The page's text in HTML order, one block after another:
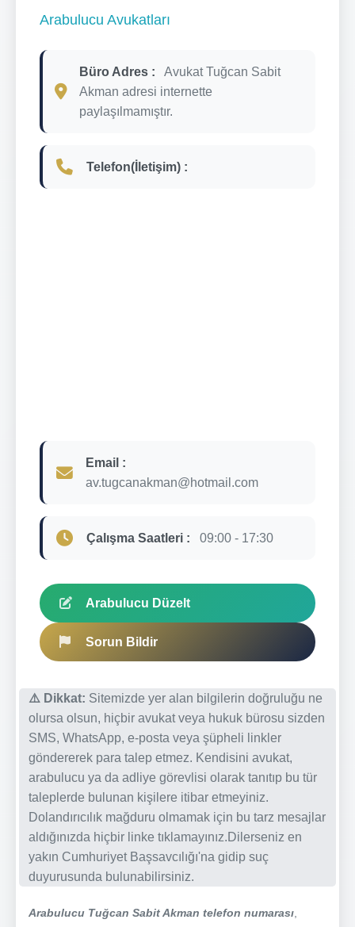
Arabulucu Avukatları
Büro Adres :
Avukat Tuğcan Sabit
Akman adresi internette
paylaşılmamıştır.
Telefon(İletişim) :
Email :
av.tugcanakman@hotmail.com
Çalışma Saatleri : 09:00 - 17:30
Arabulucu Düzelt
Sorun Bildir
⚠️ Dikkat: Sitemizde yer alan bilgilerin doğruluğu ne
olursa olsun, hiçbir avukat veya hukuk bürosu sizden
SMS, WhatsApp, e-posta veya şüpheli linkler
göndererek para talep etmez. Kendisini avukat,
arabulucu ya da adliye görevlisi olarak tanıtıp bu tür
taleplerde bulunan kişilere itibar etmeyiniz.
Dolandırıcılık mağduru olmamak için bu tarz mesajlar
aldığınızda hiçbir linke tıklamayınız.Dilerseniz en
yakın Cumhuriyet Başsavcılığı'na gidip suç
duyurusunda bulunabilirsiniz.
Arabulucu Tuğcan Sabit Akman telefon numarası